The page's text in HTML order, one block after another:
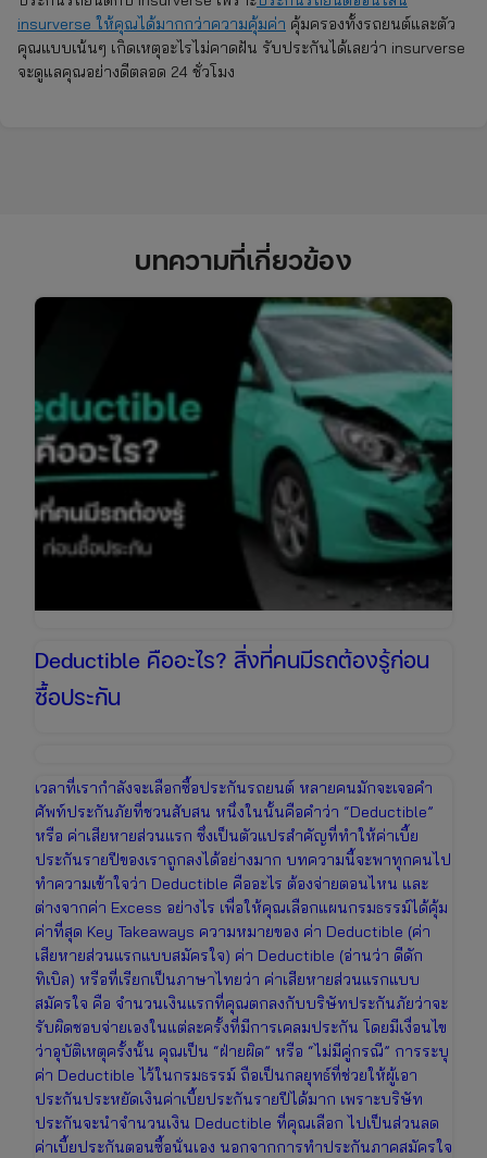
insurverse ให้คุณได้มากกว่าความคุ้มค่า คุ้มครองทั้งรถยนต์และตัว
คุณแบบเน้นๆ เกิดเหตุอะไรไม่คาดฝัน รับประกันได้เลยว่า insurverse
จะดูแลคุณอย่างดีตลอด 24 ชั่วโมง
บทความที่เกี่ยวข้อง
Deductible คืออะไร? สิ่งที่คนมีรถต้องรู้ก่อน
ซื้อประกัน
เวลาที่เรากำลังจะเลือกซื้อประกันรถยนต์ หลายคนมักจะเจอคำ
ศัพท์ประกันภัยที่ชวนสับสน หนึ่งในนั้นคือคำว่า “Deductible”
หรือ ค่าเสียหายส่วนแรก ซึ่งเป็นตัวแปรสำคัญที่ทำให้ค่าเบี้ย
ประกันรายปีของเราถูกลงได้อย่างมาก บทความนี้จะพาทุกคนไป
ทำความเข้าใจว่า Deductible คืออะไร ต้องจ่ายตอนไหน และ
ต่างจากค่า Excess อย่างไร เพื่อให้คุณเลือกแผนกรมธรรม์ได้คุ้ม
ค่าที่สุด Key Takeaways ความหมายของ ค่า Deductible (ค่า
เสียหายส่วนแรกแบบสมัครใจ) ค่า Deductible (อ่านว่า ดีดัก
ทิเบิล) หรือที่เรียกเป็นภาษาไทยว่า ค่าเสียหายส่วนแรกแบบ
สมัครใจ คือ จำนวนเงินแรกที่คุณตกลงกับบริษัทประกันภัยว่าจะ
รับผิดชอบจ่ายเองในแต่ละครั้งที่มีการเคลมประกัน โดยมีเงื่อนไข
ว่าอุบัติเหตุครั้งนั้น คุณเป็น “ฝ่ายผิด” หรือ “ไม่มีคู่กรณี” การระบุ
ค่า Deductible ไว้ในกรมธรรม์ ถือเป็นกลยุทธ์ที่ช่วยให้ผู้เอา
ประกันประหยัดเงินค่าเบี้ยประกันรายปีได้มาก เพราะบริษัท
ประกันจะนำจำนวนเงิน Deductible ที่คุณเลือก ไปเป็นส่วนลด
ค่าเบี้ยประกันตอนซื้อนั่นเอง นอกจากการทำประกันภาคสมัครใจ